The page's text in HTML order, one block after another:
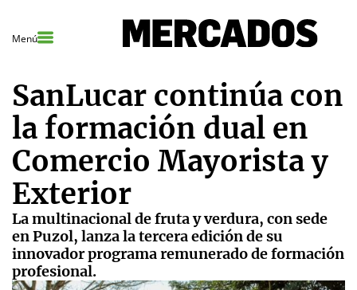
Menú
SanLucar continúa con
la formación dual en
Comercio Mayorista y
Exterior
La multinacional de fruta y verdura, con sede
en Puzol, lanza la tercera edición de su
innovador programa remunerado de formación
profesional.